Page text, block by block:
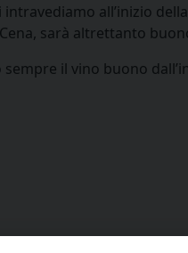
all’inizio
sarà altrettanto
il vino buono